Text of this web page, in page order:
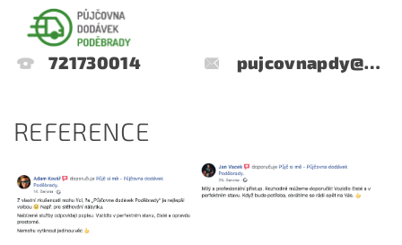
721730014 pujcovnapdy@gmail.com
REFERENCE